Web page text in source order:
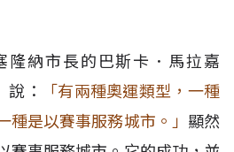
隆納市長的巴斯卡．馬拉嘉
說：
「有兩種奧運類型，一種
種是以賽事服務城市。」 顯然